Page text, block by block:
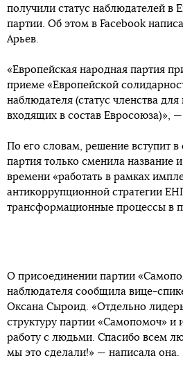
получили статус наблюдателей в
партии. Об этом в Facebook
Арьев.
«Европейская народная партия
приеме «Европейской
наблюдателя (статус членства
входящих в состав Евросоюза)»,
По его словам, решение вступит в
партия только сменила название
времени «работать в рамках
антикоррупционной стратегии
трансформационные процессы в
О присоединении партии
наблюдателя сообщила вице-
Оксана Сыроид. «Отдельно
структуру партии «Самопомоч» и
работу с людьми. Спасибо всем
мы это сделали!» — написала она.